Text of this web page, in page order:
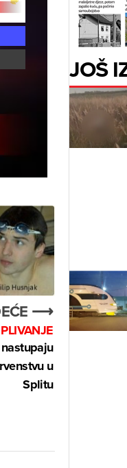
⟶
PLIVANJE
u
Splitu
JOŠ